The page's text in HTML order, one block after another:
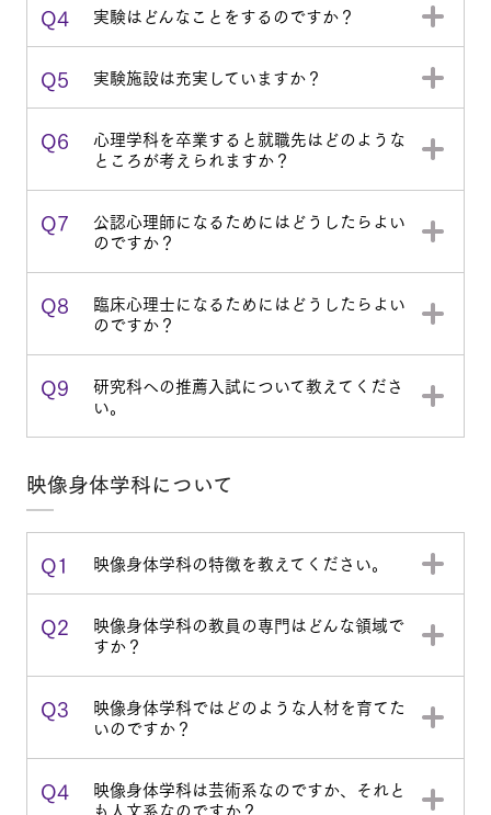
Q4 実験はどんなことをするのですか？
Q5 実験施設は充実していますか？
Q6 心理学科を卒業すると就職先はどのような
ところが考えられますか？
Q7 公認心理師になるためにはどうしたらよい
のですか？
Q8 臨床心理士になるためにはどうしたらよい
のですか？
Q9 研究科への推薦入試について教えてくださ
い。
映像身体学科について
Q1 映像身体学科の特徴を教えてください。
Q2 映像身体学科の教員の専門はどんな領域で
すか？
Q3 映像身体学科ではどのような人材を育てた
いのですか？
Q4 映像身体学科は芸術系なのですか、それと
も人文系なのですか？